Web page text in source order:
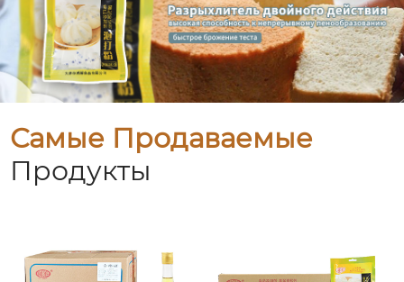
Самые Продаваемые
Продукты